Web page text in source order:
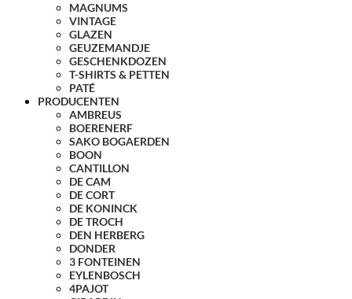
MAGNUMS
VINTAGE
GLAZEN
GEUZEMANDJE
GESCHENKDOZEN
T-SHIRTS & PETTEN
PATÉ
PRODUCENTEN
AMBREUS
BOERENERF
SAKO BOGAERDEN
BOON
CANTILLON
DE CAM
DE CORT
DE KONINCK
DE TROCH
DEN HERBERG
DONDER
3 FONTEINEN
EYLENBOSCH
4PAJOT